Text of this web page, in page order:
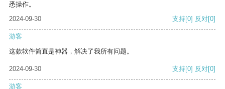
悉操作。
2024-09-30
支持[0] 反对[0]
游客
这款软件简直是神器，解决了我所有问题。
2024-09-30 支持[0] 反对[0]
游客